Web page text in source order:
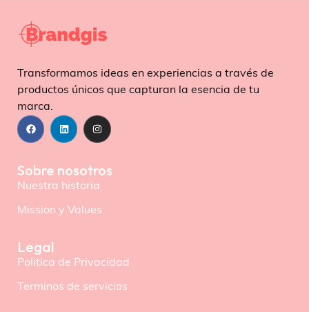
Transformamos ideas en experiencias a través de
productos únicos que capturan la esencia de tu
marca.
Sobre nosotros
Nuestra historia
Mission y Values
Legal
Politica de Privacidad
Terminos de servicios